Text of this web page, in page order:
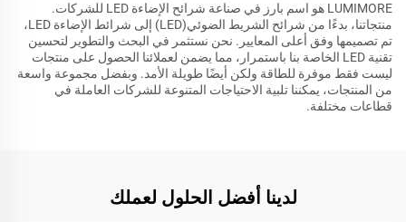
LUMIMORE هو اسم بارز في صناعة شرائح الإضاءة LED للشركات.
منتجاتنا، بدءًا من شرائح الشريط الضوئي(LED) إلى شرائط الإضاءة LED،
تم تصميمها وفق أعلى المعايير. نحن نستثمر في البحث والتطوير لتحسين
تقنية LED الخاصة بنا باستمرار، مما يضمن لعملائنا الحصول على منتجات
ليست فقط موفرة للطاقة ولكن أيضًا طويلة الأمد. وبفضل مجموعة واسعة
من المنتجات، يمكننا تلبية الاحتياجات المتنوعة للشركات العاملة في
قطاعات مختلفة.
لدينا أفضل الحلول لعملك